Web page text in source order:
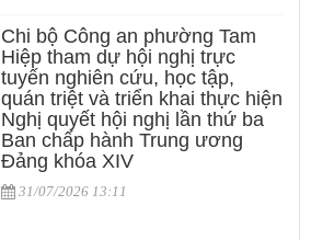
Chi bộ Công an phường Tam
Hiệp tham dự hội nghị trực
tuyến nghiên cứu, học tập,
quán triệt và triển khai thực hiện
Nghị quyết hội nghị lần thứ ba
Ban chấp hành Trung ương
Đảng khóa XIV
31/07/2026 13:11